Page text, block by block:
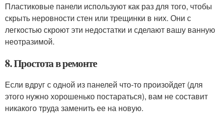
Пластиковые панели используют как раз для того, чтобы
скрыть неровности стен или трещинки в них. Они с
легкостью скроют эти недостатки и сделают вашу ванную
неотразимой.
8. Простота в ремонте
Если вдруг с одной из панелей что-то произойдет (для
этого нужно хорошенько постараться), вам не составит
никакого труда заменить ее на новую.